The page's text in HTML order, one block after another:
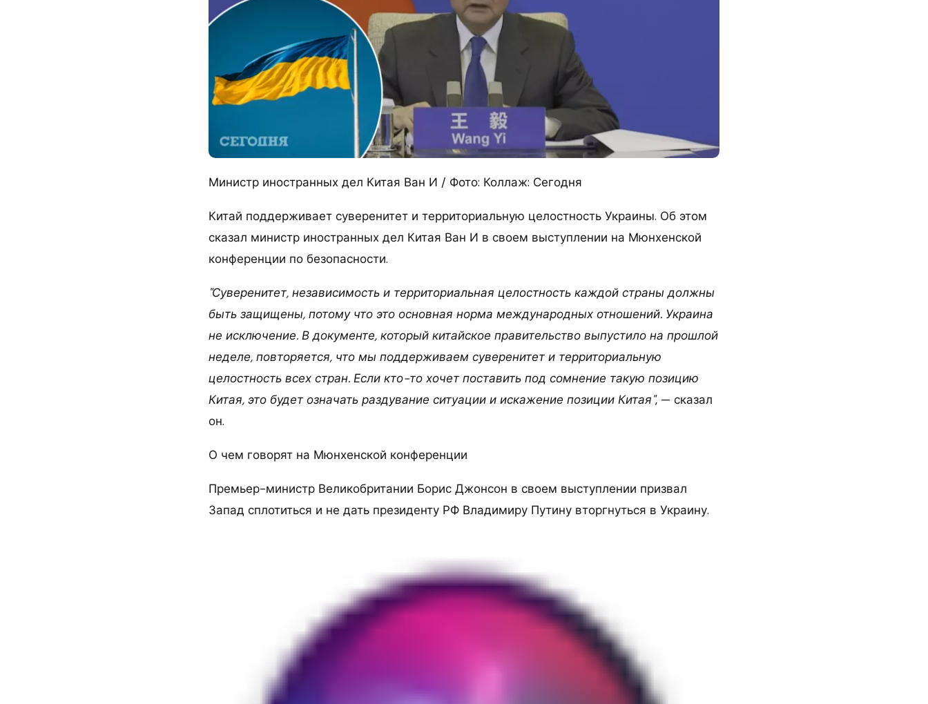
Министр иностранных дел Китая Ван И / Фото: Коллаж: Сегодня
Китай поддерживает суверенитет и территориальную целостность Украины. Об этом
сказал министр иностранных дел Китая Ван И в своем выступлении на Мюнхенской
конференции по безопасности.
"Суверенитет, независимость и территориальная целостность каждой страны должны
быть защищены, потому что это основная норма международных отношений. Украина
не исключение. В документе, который китайское правительство выпустило на прошлой
неделе, повторяется, что мы поддерживаем суверенитет и территориальную
целостность всех стран. Если кто-то хочет поставить под сомнение такую позицию
Китая, это будет означать раздувание ситуации и искажение позиции Китая", — сказал
он.
О чем говорят на Мюнхенской конференции
Премьер-министр Великобритании Борис Джонсон в своем выступлении призвал
Запад сплотиться и не дать президенту РФ Владимиру Путину вторгнуться в Украину.